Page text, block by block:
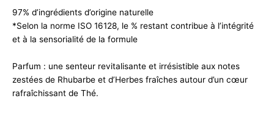
97% d’ingrédients d’origine naturelle
*Selon la norme ISO 16128, le % restant contribue à l’intégrité
et à la sensorialité de la formule
Parfum : une senteur revitalisante et irrésistible aux notes
zestées de Rhubarbe et d’Herbes fraîches autour d’un cœur
rafraîchissant de Thé.